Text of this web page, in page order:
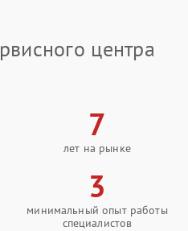
центра
7
лет на рынке
3
минимальный опыт работы
специалистов